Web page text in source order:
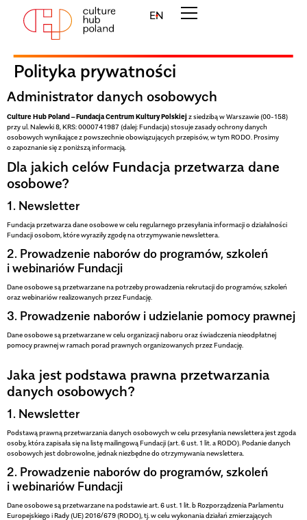
EN
Polityka prywatności
Administrator danych osobowych
Culture Hub Poland – Fundacja Centrum Kultury Polskiej z siedzibą w Warszawie (00-158)
przy ul. Nalewki 8, KRS: 0000741987 (dalej: Fundacja) stosuje zasady ochrony danych
osobowych wynikające z powszechnie obowiązujących przepisów, w tym RODO. Prosimy
o zapoznanie się z poniższą informacją.
Dla jakich celów Fundacja przetwarza dane
osobowe?
1. Newsletter
Fundacja przetwarza dane osobowe w celu regularnego przesyłania informacji o działalności
Fundacji osobom, które wyraziły zgodę na otrzymywanie newslettera.
2. Prowadzenie naborów do programów, szkoleń
i webinariów Fundacji
Dane osobowe są przetwarzane na potrzeby prowadzenia rekrutacji do programów, szkoleń
oraz webinariów realizowanych przez Fundację.
3. Prowadzenie naborów i udzielanie pomocy prawnej
Dane osobowe są przetwarzane w celu organizacji naboru oraz świadczenia nieodpłatnej
pomocy prawnej w ramach porad prawnych organizowanych przez Fundację.
Jaka jest podstawa prawna przetwarzania
danych osobowych?
1. Newsletter
Podstawą prawną przetwarzania danych osobowych w celu przesyłania newslettera jest zgoda
osoby, która zapisała się na listę mailingową Fundacji (art. 6 ust. 1 lit. a RODO). Podanie danych
osobowych jest dobrowolne, jednak niezbędne do otrzymywania newslettera.
2. Prowadzenie naborów do programów, szkoleń
i webinariów Fundacji
Dane osobowe są przetwarzane na podstawie art. 6 ust. 1 lit. b Rozporządzenia Parlamentu
Europejskiego i Rady (UE) 2016/679 (RODO), tj. w celu wykonania działań zmierzających